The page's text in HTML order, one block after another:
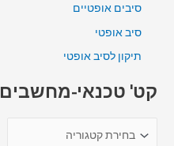
סיבים אופטיים
סיב אופטי
תיקון לסיב אופטי
קט' טכנאי-מחשבים